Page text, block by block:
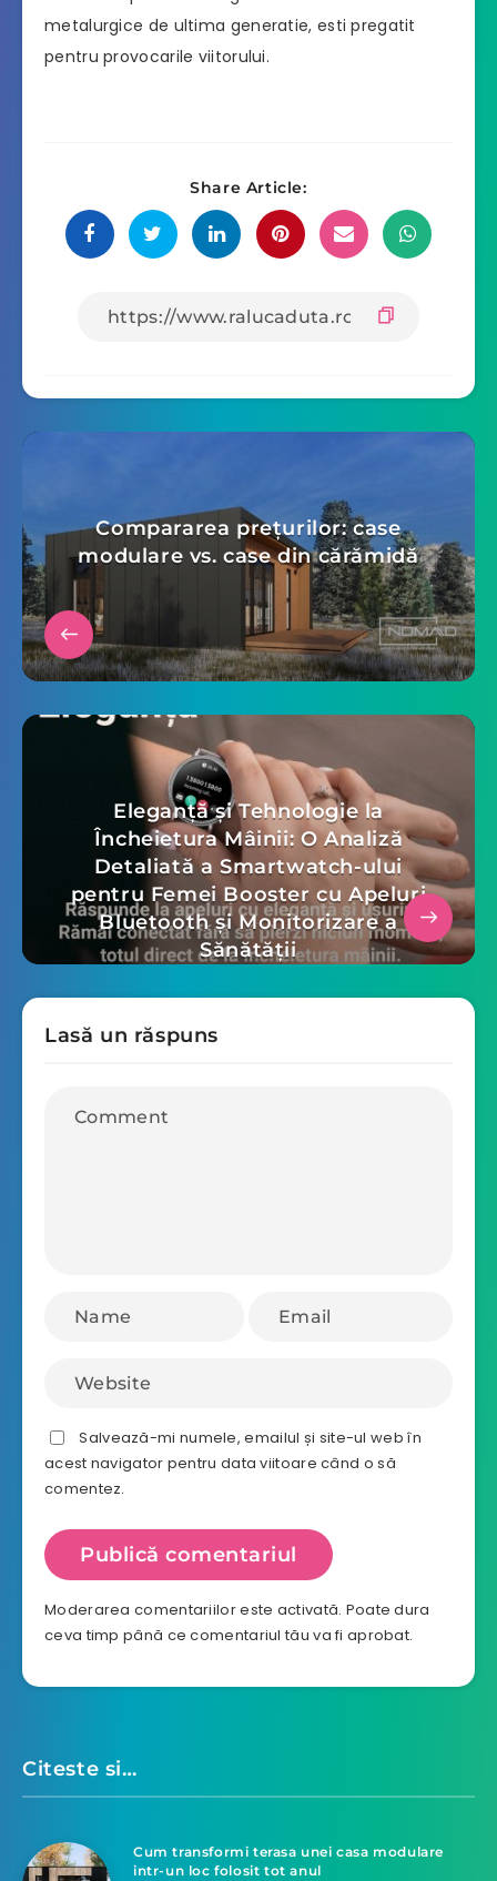
metalurgice de ultima generatie, esti pregatit
pentru provocarile viitorului.
Share Article:
Compararea prețurilor: case
modulare vs. case din cărămidă
Eleganță și Tehnologie la
Încheietura Mâinii: O Analiză
Detaliată a Smartwatch-ului
pentru Femei Booster cu Apeluri
Bluetooth și Monitorizare a
Sănătății
Lasă un răspuns
Salvează-mi numele, emailul și site-ul web în
acest navigator pentru data viitoare când o să
comentez.
Moderarea comentariilor este activată. Poate dura
ceva timp până ce comentariul tău va fi aprobat.
Citeste si…
Cum transformi terasa unei casa modulare
intr-un loc folosit tot anul